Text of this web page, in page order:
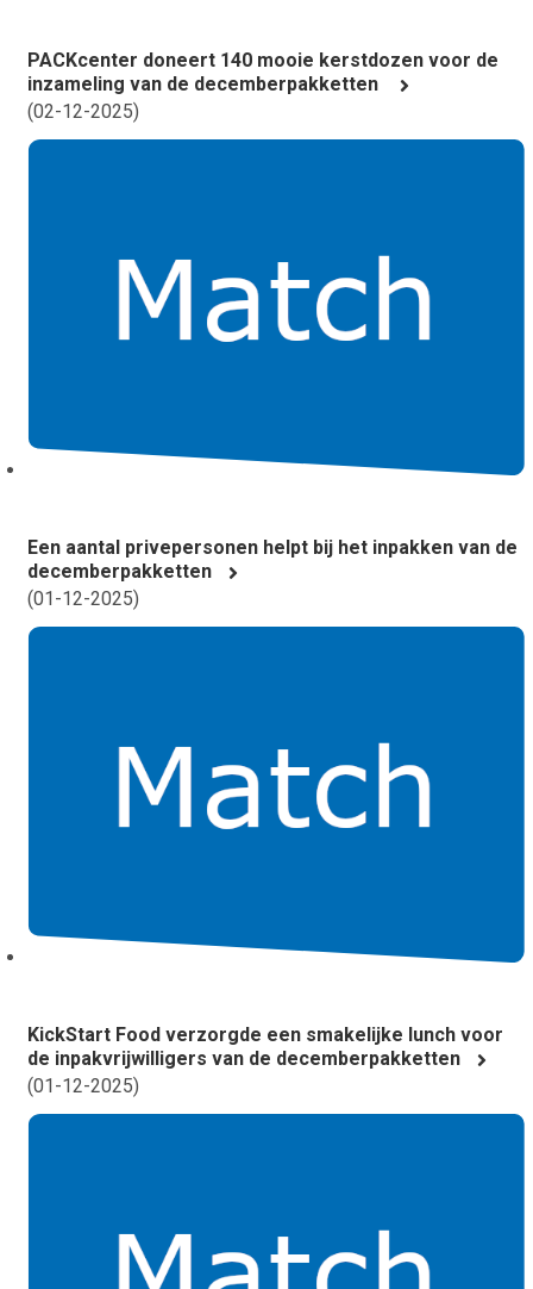
PACKcenter doneert 140 mooie kerstdozen voor de
inzameling van de decemberpakketten
(02-12-2025)
Een aantal privepersonen helpt bij het inpakken van de
decemberpakketten
(01-12-2025)
KickStart Food verzorgde een smakelijke lunch voor
de inpakvrijwilligers van de decemberpakketten
(01-12-2025)